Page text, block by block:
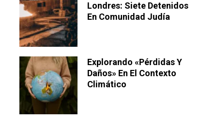
Londres: Siete Detenidos
En Comunidad Judía
Explorando «pérdidas Y
Daños» En El Contexto
Climático